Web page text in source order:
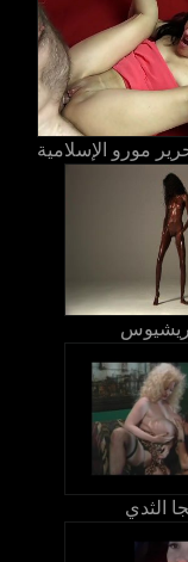
مورو الإسلامية
الثدي